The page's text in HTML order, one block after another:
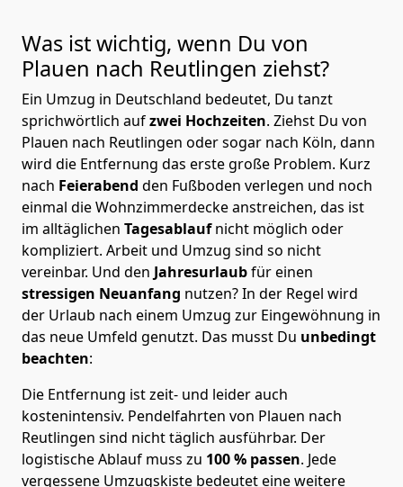
Was ist wichtig, wenn Du von
Plauen nach Reutlingen ziehst?
Ein Umzug in Deutschland bedeutet, Du tanzt
sprichwörtlich aufzwei Hochzeiten. Ziehst Du von
Plauen nach Reutlingen oder sogar nach Köln, dann
wird die Entfernung das erste große Problem. Kurz
nach Feierabend den Fußboden verlegen und noch
einmal die Wohnzimmerdecke anstreichen, das ist
im alltäglichen Tagesablaufnicht möglich oder
kompliziert. Arbeit und Umzug sind so nicht
vereinbar. Und den Jahresurlaubfür einen
stressigen Neuanfang nutzen? In der Regel wird
der Urlaub nach einem Umzug zur Eingewöhnung in
das neue Umfeld genutzt. Das musst Du unbedingt
beachten:
Die Entfernung ist zeit- und leider auch
kostenintensiv. Pendelfahrten von Plauen nach
Reutlingen sind nicht täglich ausführbar. Der
logistische Ablauf muss zu 100 % passen. Jede
vergessene Umzugskiste bedeutet eine weitere